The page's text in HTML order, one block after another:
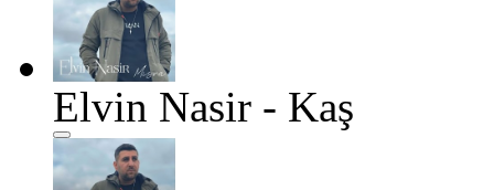
Elvin Nasir - Kaş